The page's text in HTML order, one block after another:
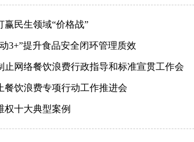
民生领域“价格战”
3+”提升食品安全闭环管理质效
止网络餐饮浪费行政指导和标准宣贯工作会
饮浪费专项行动工作推进会
权十大典型案例